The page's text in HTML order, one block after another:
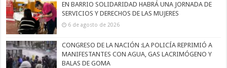
EN BARRIO SOLIDARIDAD HABRÁ UNA JORNADA DE
SERVICIOS Y DERECHOS DE LAS MUJERES
6 de agosto de 2026
CONGRESO DE LA NACIÓN :LA POLICÍA REPRIMIÓ A
MANIFESTANTES CON AGUA, GAS LACRIMÓGENO Y
BALAS DE GOMA